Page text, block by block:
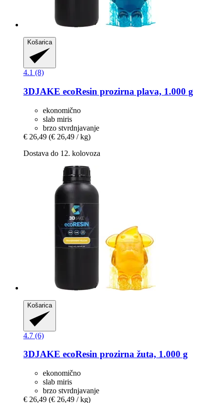
Košarica
4.1 (8)
3DJAKE ecoResin prozirna plava, 1.000 g
ekonomično
slab miris
brzo stvrdnjavanje
€ 26,49 (€ 26,49 / kg)
Dostava do 12. kolovoza
Košarica
4.7 (6)
3DJAKE ecoResin prozirna žuta, 1.000 g
ekonomično
slab miris
brzo stvrdnjavanje
€ 26,49 (€ 26,49 / kg)